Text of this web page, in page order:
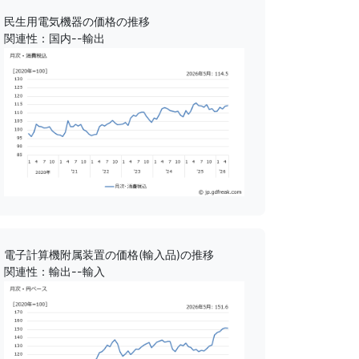
民生用電気機器の価格の推移
関連性：国内--輸出
電子計算機附属装置の価格(輸入品)の推移
関連性：輸出--輸入